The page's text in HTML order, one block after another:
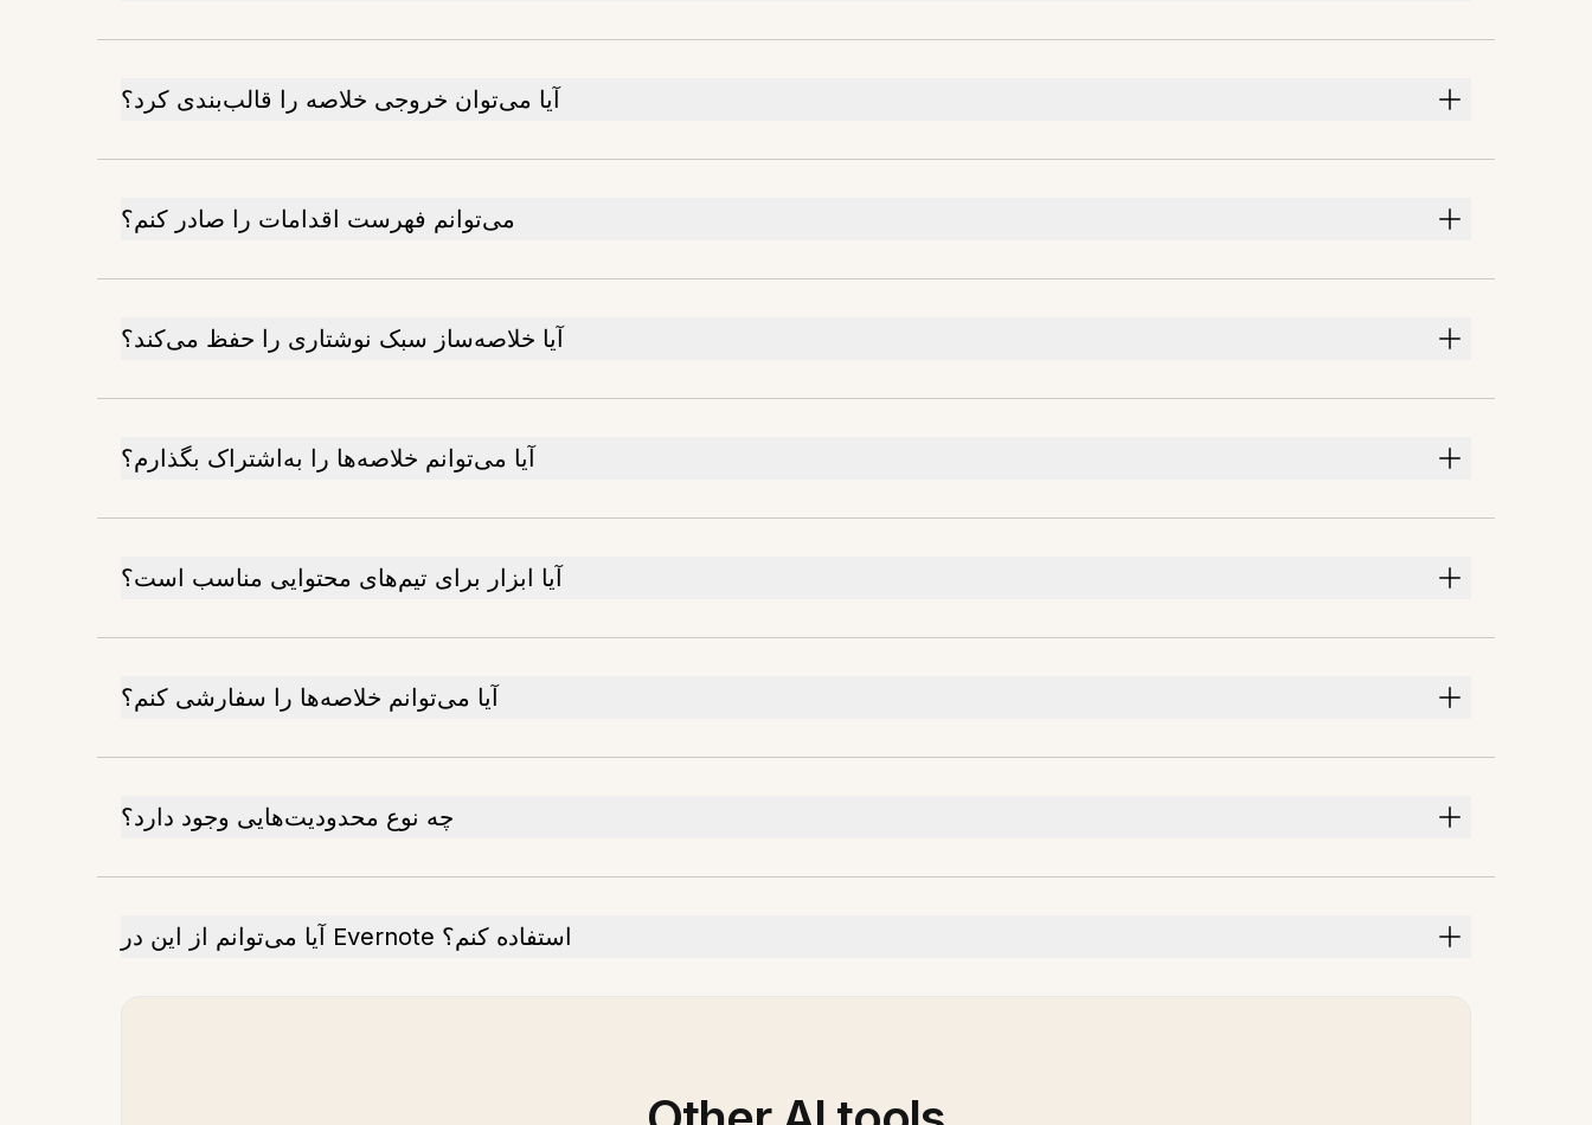
آیا می‌توان خروجی خلاصه را قالب‌بندی کرد؟
می‌توانم فهرست اقدامات را صادر کنم؟
آیا خلاصه‌ساز سبک نوشتاری را حفظ می‌کند؟
آیا می‌توانم خلاصه‌ها را به‌اشتراک بگذارم؟
آیا ابزار برای تیم‌های محتوایی مناسب است؟
آیا می‌توانم خلاصه‌ها را سفارشی کنم؟
چه نوع محدودیت‌هایی وجود دارد؟
آیا می‌توانم از این در Evernote استفاده کنم؟